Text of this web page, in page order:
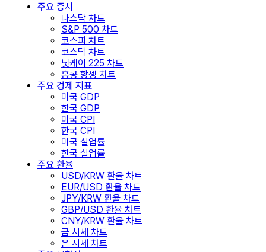
주요 증시
나스닥 차트
S&P 500 차트
코스피 차트
코스닥 차트
닛케이 225 차트
홍콩 항셍 차트
주요 경제 지표
미국 GDP
한국 GDP
미국 CPI
한국 CPI
미국 실업률
한국 실업률
주요 환율
USD/KRW 환율 차트
EUR/USD 환율 차트
JPY/KRW 환율 차트
GBP/USD 환율 차트
CNY/KRW 환율 차트
금 시세 차트
은 시세 차트